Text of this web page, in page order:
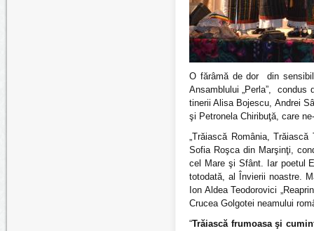
O fărâmă de dor din
Ansamblului „Perla”, condus
tinerii Alisa Bojescu, Andrei
şi Petronela Chiribuţă, care
„Trăiască România,
Sofia Roşca din Marşinţi,
cel Mare şi Sfânt. Iar poetul
totodată, al Învierii noastre.
Ion Aldea Teodorovici
Crucea Golgotei neamului
“Trăiască frumoasa şi